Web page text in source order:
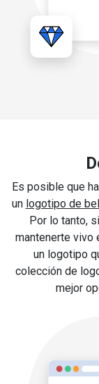
Es posible que
un logotipo de
Por lo tanto,
mantenerte vivo
un logotipo
colección de
mejor